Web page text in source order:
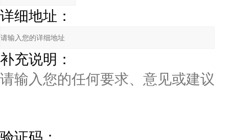
详细地址：
补充说明：